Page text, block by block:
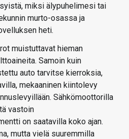
miksi älypuhelimesi tai
murto-osassa ja
heti.
muistuttavat hieman
Samoin kuin
auto tarvitse kierroksia,
mekaaninen kiintolevy
Sähkömoottorilla
vastoin
on saatavilla koko ajan.
mutta vielä suuremmilla